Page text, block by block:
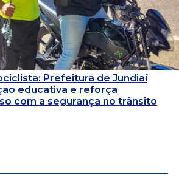
Prefeitura de Jundiaí
educativa e reforça
com a segurança no trânsito